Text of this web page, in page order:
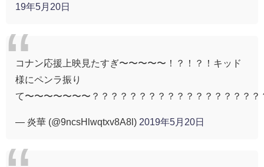
19年5月20日
コナン応援上映見たすぎ〜〜〜〜〜！？！？！キッド
様にペンラ振り
て〜〜〜〜〜〜〜？？？？？？？？？？？？？？？？？？
— 炎華 (@9ncsHlwqtxv8A8l) 2019年5月20日